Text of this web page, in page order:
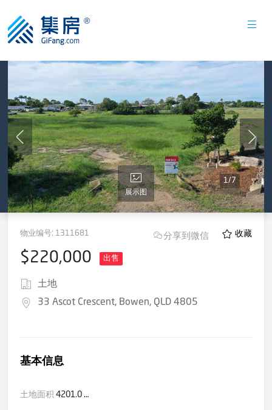
展示图
1/7
物业编号: 1311681
$220,000 出售
土地
33 Ascot Crescent, Bowen, QLD 4805
分享到微信 收藏
基本信息
土地面积 4201.0 平方米(大约)